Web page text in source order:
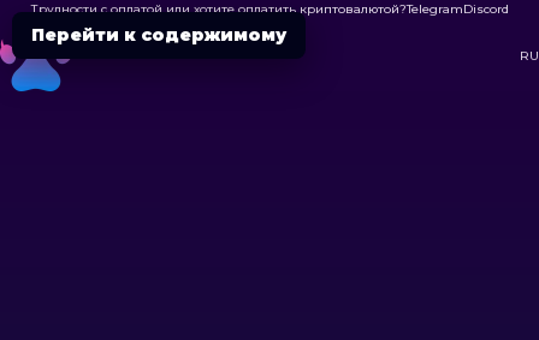
Перейти к содержимому
Трудности с оплатой или хотите оплатить криптовалютой?TelegramDiscord

RU